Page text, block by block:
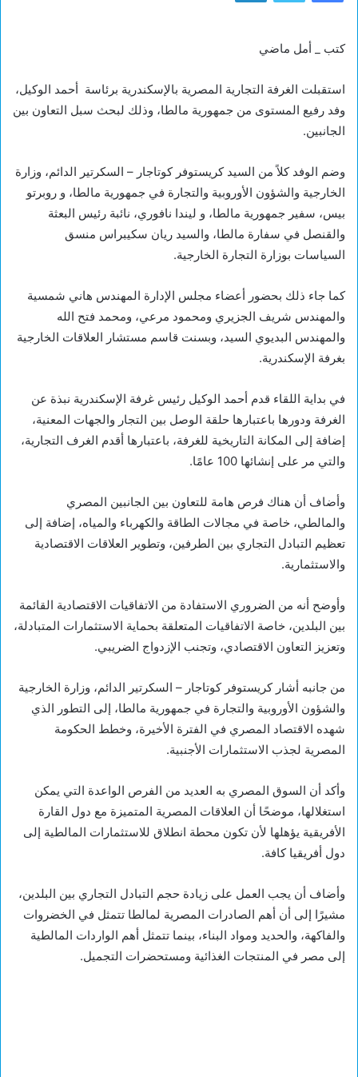
كتب _ أمل ماضي
استقبلت الغرفة التجارية المصرية بالإسكندرية برئاسة أحمد الوكيل،
وفد رفيع المستوى من جمهورية مالطا، وذلك لبحث سبل التعاون بين
الجانبين.
وضم الوفد كلاً من السيد كريستوفر كوتاجار – السكرتير الدائم، وزارة
الخارجية والشؤون الأوروبية والتجارة في جمهورية مالطا، و روبرتو
بيس، سفير جمهورية مالطا، و ليندا نافوري، نائبة رئيس البعثة
والقنصل في سفارة مالطا، والسيد ريان سكيبراس منسق
السياسات بوزارة التجارة الخارجية.
كما جاء ذلك بحضور أعضاء مجلس الإدارة المهندس هاني شمسية
والمهندس شريف الجزيري ومحمود مرعي، ومحمد فتح الله
والمهندس البديوي السيد، وبسنت قاسم مستشار العلاقات الخارجية
بغرفة الإسكندرية.
في بداية اللقاء قدم أحمد الوكيل رئيس غرفة الإسكندرية نبذة عن
الغرفة ودورها باعتبارها حلقة الوصل بين التجار والجهات المعنية،
إضافة إلى المكانة التاريخية للغرفة، باعتبارها أقدم الغرف التجارية،
والتي مر على إنشائها 100 عامًا.
وأضاف أن هناك فرص هامة للتعاون بين الجانبين المصري
والمالطي، خاصة في مجالات الطاقة والكهرباء والمياه، إضافة إلى
تعظيم التبادل التجاري بين الطرفين، وتطوير العلاقات الاقتصادية
والاستثمارية.
وأوضح أنه من الضروري الاستفادة من الاتفاقيات الاقتصادية القائمة
بين البلدين، خاصة الاتفاقيات المتعلقة بحماية الاستثمارات المتبادلة،
وتعزيز التعاون الاقتصادي، وتجنب الإزدواج الضريبي.
من جانبه أشار كريستوفر كوتاجار – السكرتير الدائم، وزارة الخارجية
والشؤون الأوروبية والتجارة في جمهورية مالطا، إلى التطور الذي
شهده الاقتصاد المصري في الفترة الأخيرة، وخطط الحكومة
المصرية لجذب الاستثمارات الأجنبية.
وأكد أن السوق المصري به العديد من الفرص الواعدة التي يمكن
استغلالها، موضحًا أن العلاقات المصرية المتميزة مع دول القارة
الأفريقية يؤهلها لأن تكون محطة انطلاق للاستثمارات المالطية إلى
دول أفريقيا كافة.
وأضاف أن يجب العمل على زيادة حجم التبادل التجاري بين البلدين،
مشيرًا إلى أن أهم الصادرات المصرية لمالطا تتمثل في الخضروات
والفاكهة، والحديد ومواد البناء، بينما تتمثل أهم الواردات المالطية
إلى مصر في المنتجات الغذائية ومستحضرات التجميل.